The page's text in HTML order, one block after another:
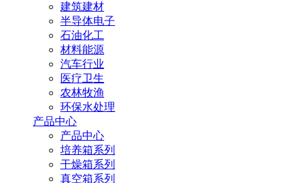
建筑建材
半导体电子
石油化工
材料能源
汽车行业
医疗卫生
农林牧渔
环保水处理
产品中心
产品中心
培养箱系列
干燥箱系列
真空箱系列